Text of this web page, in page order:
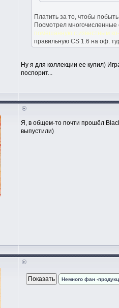
Платить за то, чтобы
Посмотрел
помешанную с известным
правильную CS 1.6 на оф.
Ну я для коллекции ее купил)
поспорит...
Я, в общем-то почти прошёл
выпустили)
Немного фан -